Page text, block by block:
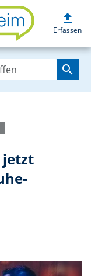
upload
Erfassen
search
jetzt